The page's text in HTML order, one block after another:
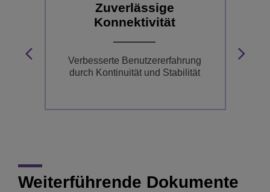
Zuverlässige
Konnektivität
Verbesserte Benutzererfahrung
durch Kontinuität und Stabilität
Weiterführende Dokumente